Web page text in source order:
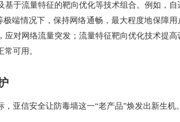
基于流量特征的靶向优化等技术组合。例如，自
极端情况下，保持网络通畅，最大程度地保障用
对网络流量突发；流量特征靶向优化技术提高
可用。
亚信安全让防毒墙这一“老产品”焕发出新生机